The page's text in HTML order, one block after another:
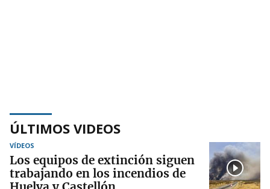
ÚLTIMOS VIDEOS
VÍDEOS
Los equipos de extinción siguen
trabajando en los incendios de